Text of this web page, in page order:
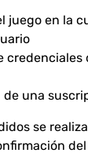
juego en la
credenciales
de una
se